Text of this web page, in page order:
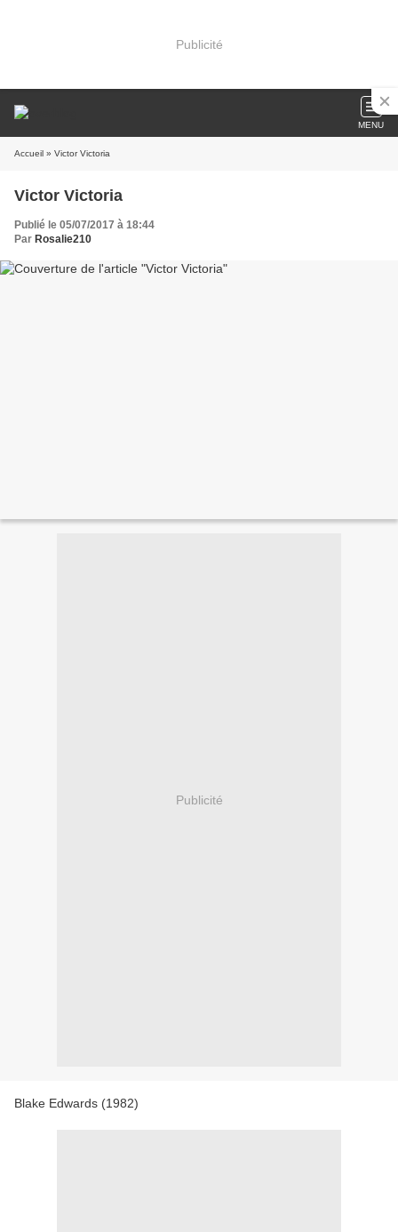
Publicité
MENU
Accueil » Victor Victoria
Victor Victoria
Publié le 05/07/2017 à 18:44
Par Rosalie210
Publicité
Blake Edwards (1982)